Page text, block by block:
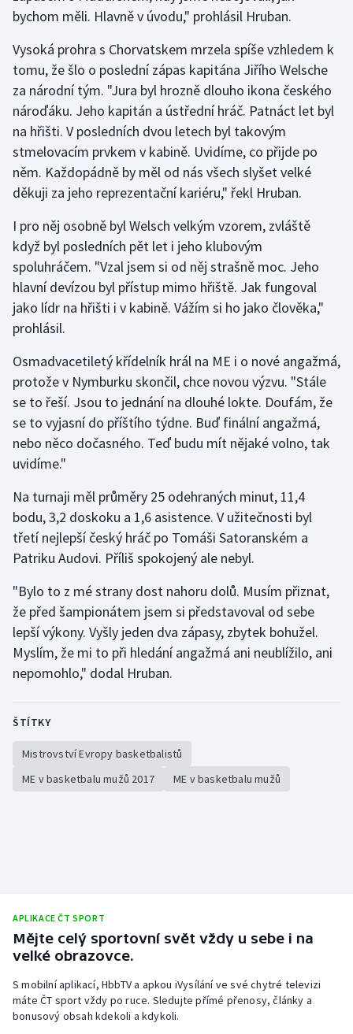
Stolní tenis
Triatlon
Veslování
Vodní slalom
Volejbal
Ostatní
bychom měli. Hlavně v úvodu," prohlásil Hruban.
Vysoká prohra s Chorvatskem mrzela spíše vzhledem k
tomu, že šlo o poslední zápas kapitána Jiřího Welsche
za národní tým. "Jura byl hrozně dlouho ikona českého
nároďáku. Jeho kapitán a ústřední hráč. Patnáct let byl
na hřišti. V posledních dvou letech byl takovým
stmelovacím prvkem v kabině. Uvidíme, co přijde po
něm. Každopádně by měl od nás všech slyšet velké
děkuji za jeho reprezentační kariéru," řekl Hruban.
I pro něj osobně byl Welsch velkým vzorem, zvláště
když byl posledních pět let i jeho klubovým
spoluhráčem. "Vzal jsem si od něj strašně moc. Jeho
hlavní devízou byl přístup mimo hřiště. Jak fungoval
jako lídr na hřišti i v kabině. Vážím si ho jako člověka,"
prohlásil.
Osmadvacetiletý křídelník hrál na ME i o nové angažmá,
protože v Nymburku skončil, chce novou výzvu. "Stále
se to řeší. Jsou to jednání na dlouhé lokte. Doufám, že
se to vyjasní do příštího týdne. Buď finální angažmá,
nebo něco dočasného. Teď budu mít nějaké volno, tak
uvidíme."
Na turnaji měl průměry 25 odehraných minut, 11,4
bodu, 3,2 doskoku a 1,6 asistence. V užitečnosti byl
třetí nejlepší český hráč po Tomáši Satoranském a
Patriku Audovi. Příliš spokojený ale nebyl.
"Bylo to z mé strany dost nahoru dolů. Musím přiznat,
že před šampionátem jsem si představoval od sebe
lepší výkony. Vyšly jeden dva zápasy, zbytek bohužel.
Myslím, že mi to při hledání angažmá ani neublížilo, ani
nepomohlo," dodal Hruban.
ŠTÍTKY
Mistrovství Evropy basketbalistů
ME v basketbalu mužů 2017
ME v basketbalu mužů
APLIKACE ČT SPORT
Mějte celý sportovní svět vždy u sebe i na
velké obrazovce.
S mobilní aplikací, HbbTV a apkou iVysílání ve své chytré televizi
máte ČT sport vždy po ruce. Sledujte přímé přenosy, články a
bonusový obsah kdekoli a kdykoli.